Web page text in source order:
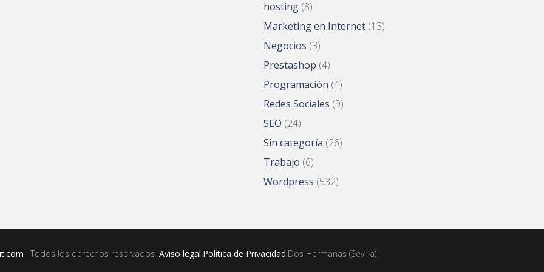
hosting (8)
Marketing en Internet (13)
Negocios (3)
Prestashop (4)
Programación (4)
Redes Sociales (9)
SEO (24)
Sin categoría (26)
Trabajo (6)
Wordpress (532)
· Todos los derechos reservados ·Aviso legal·Política de Privacidad·Dos Hermanas (Sevilla)